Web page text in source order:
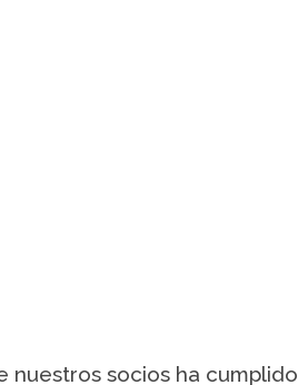
nuestros socios ha cumplido